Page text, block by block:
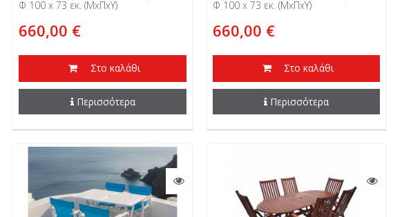
Φ 100 x 73 εκ. (ΜxΠxΥ)
660,00 €
Στο καλάθι
Περισσότερα
Φ 100 x 73 εκ. (ΜxΠxΥ)
660,00 €
Στο καλάθι
Περισσότερα